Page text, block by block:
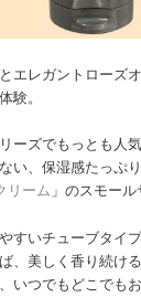
エレガントローズ
験。
ーズでもっとも人
い、保湿感たっぷ
リーム 」のスモール
すいチューブタイ
、美しく香り続け
いつでもどこでも